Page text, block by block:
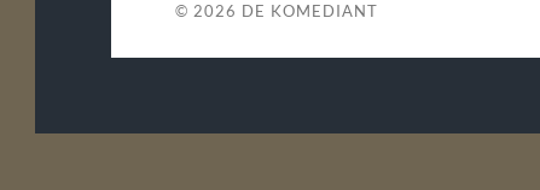
© 2026 DE KOMEDIANT